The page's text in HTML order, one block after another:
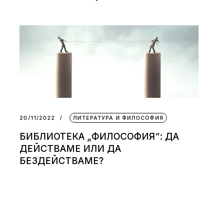
20/11/2022 ЛИТЕРАТУРА И ФИЛОСОФИЯ
БИБЛИОТЕКА „ФИЛОСОФИЯ“: ДА
ДЕЙСТВАМЕ ИЛИ ДА
БЕЗДЕЙСТВАМЕ?